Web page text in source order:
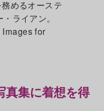
めるオーステ
ライアン。
for
真集に着想を得